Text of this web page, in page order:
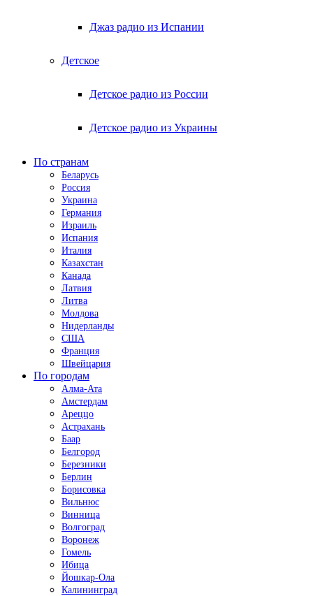
Джаз радио из Испании
Детское
Детское радио из России
Детское радио из Украины
По странам
Беларусь
Россия
Украина
Германия
Израиль
Испания
Италия
Казахстан
Канада
Латвия
Литва
Молдова
Нидерланды
США
Франция
Швейцария
По городам
Алма-Ата
Амстердам
Ареццо
Астрахань
Баар
Белгород
Березники
Берлин
Борисовка
Вильнюс
Винница
Волгоград
Воронеж
Гомель
Ибица
Йошкар-Ола
Калининград